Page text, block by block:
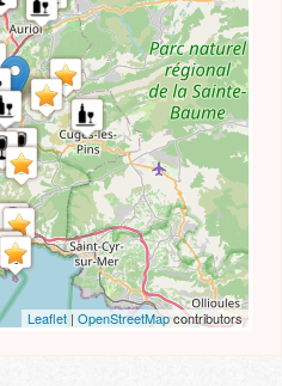
Leaflet| OpenStreetMapcontributors